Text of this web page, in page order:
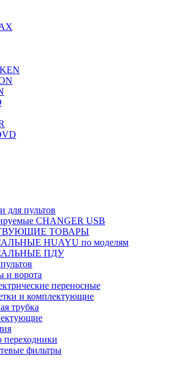
для пультов
CHANGER USB
ТОВАРЫ
HUAYU по моделям
ПДУ
и ворота
переносные
и комплектующие
трубка
переходники
фильтры